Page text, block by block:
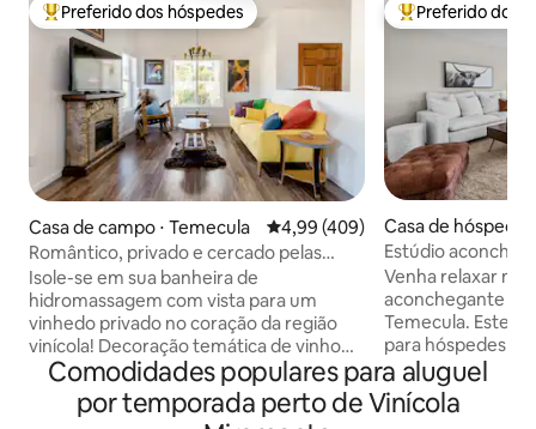
Entre os melhores preferidos dos hóspedes
Preferido dos hóspedes
Casa de campo ⋅ Temecula 4,99 de uma avaliação média de
4,99 (409)
Romântico, privado e cercado pelas
melhores vinícolas!
Isole-se em sua banheira de
hidromassagem com vista para um
vinhedo privado no coração da região
vinícola! Decoração temática de vinho
em toda esta casa de campo. Quarto
simula uma sala de barris, durma em
cama única de caixas de vinho e barris.
Entre os
Preferido dos
Casa de
ula
Estúdio
vinícolas de
Venha relaxar
aconchegante na
Temecula. Este
para hóspedes
tem sua própria
Acorde com o
desfrute de vistas
Comodidades populares para aluguel
por temporada perto de Vinícola